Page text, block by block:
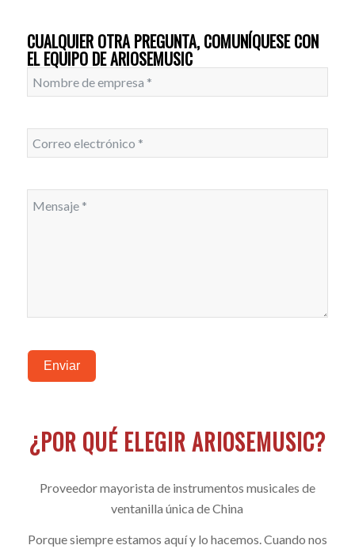
CUALQUIER OTRA PREGUNTA, COMUNÍQUESE CON
EL EQUIPO DE ARIOSEMUSIC
Enviar
¿POR QUÉ ELEGIR ARIOSEMUSIC?
Proveedor mayorista de instrumentos musicales de
ventanilla única de China
Porque siempre estamos aquí y lo hacemos. Cuando nos